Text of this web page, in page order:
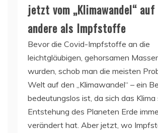
jetzt vom „Klimawandel“
andere als Impfstoffe
Bevor die Covid-Impfstoffe an die
leichtgläubigen, gehorsamen
wurden, schob man die meisten
Welt auf den „Klimawandel“ – ein
bedeutungslos ist, da sich das
Entstehung des Planeten Erde
verändert hat. Aber jetzt, wo